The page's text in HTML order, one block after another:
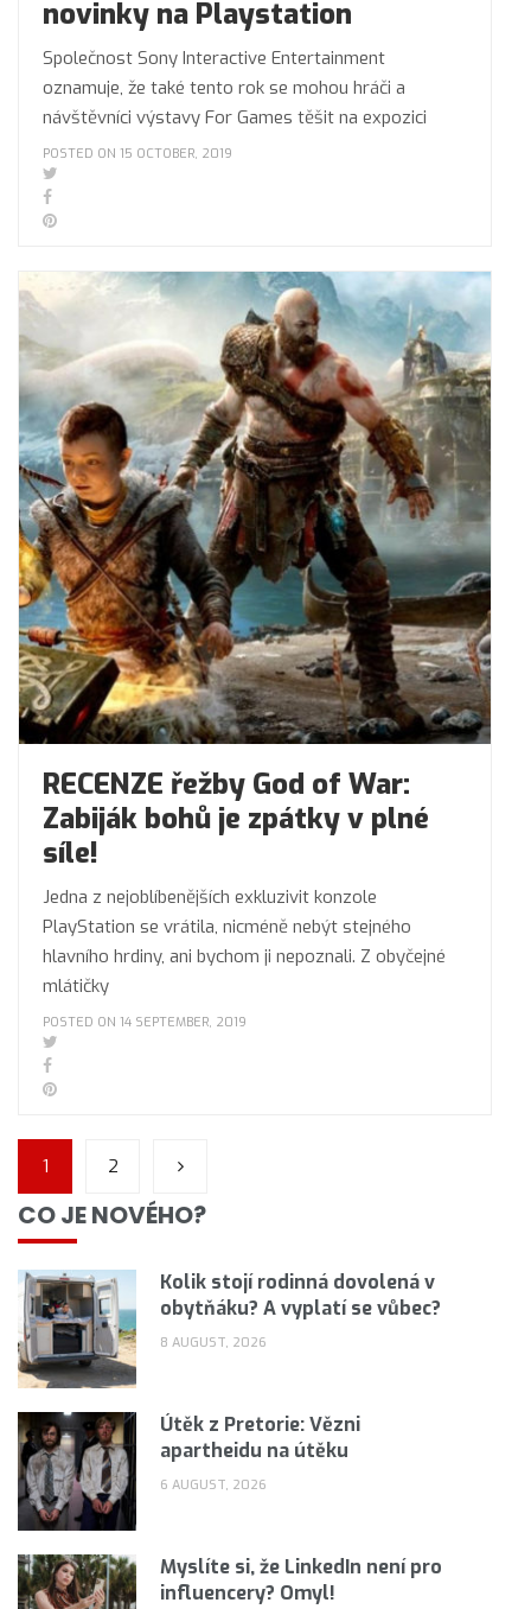
novinky na Playstation
Společnost Sony Interactive Entertainment
oznamuje, že také tento rok se mohou hráči a
návštěvníci výstavy For Games těšit na expozici
POSTED ON 15 OCTOBER, 2019
RECENZE řežby God of War:
Zabiják bohů je zpátky v plné
síle!
Jedna z nejoblíbenějších exkluzivit konzole
PlayStation se vrátila, nicméně nebýt stejného
hlavního hrdiny, ani bychom ji nepoznali. Z obyčejné
mlátičky
POSTED ON 14 SEPTEMBER, 2019
1 2
CO JE NOVÉHO?
Kolik stojí rodinná dovolená v
obytňáku? A vyplatí se vůbec?
8 AUGUST, 2026
Útěk z Pretorie: Vězni
apartheidu na útěku
6 AUGUST, 2026
Myslíte si, že LinkedIn není pro
influencery? Omyl!